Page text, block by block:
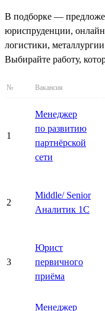
В подборке —
юриспруденции,
логистики,
Выбирайте работу,
№ Вакансия
1
Менеджер
по развитию
партнёрской
сети
2
Middle/ Senior
Аналитик 1С
3
Юрист
первичного
приёма
Менеджер